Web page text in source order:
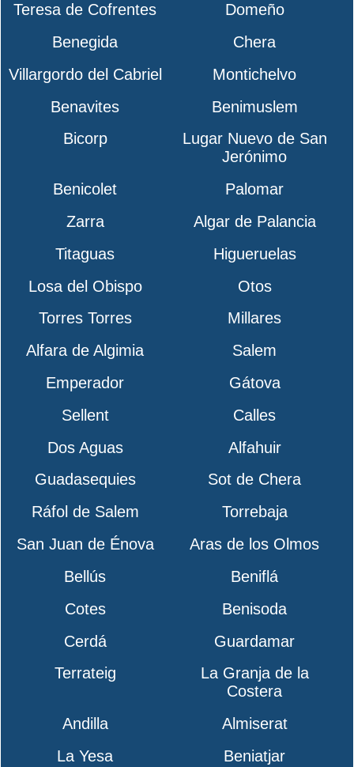
Teresa de Cofrentes
Domeño
Benegida
Chera
Villargordo del Cabriel
Montichelvo
Benavites
Benimuslem
Bicorp
Lugar Nuevo de San
Jerónimo
Benicolet
Palomar
Zarra
Algar de Palancia
Titaguas
Higueruelas
Losa del Obispo
Otos
Torres Torres
Millares
Alfara de Algimia
Salem
Emperador
Gátova
Sellent
Calles
Dos Aguas
Alfahuir
Guadasequies
Sot de Chera
Ráfol de Salem
Torrebaja
San Juan de Énova
Aras de los Olmos
Bellús
Beniflá
Cotes
Benisoda
Cerdá
Guardamar
Terrateig
La Granja de la
Costera
Andilla
Almiserat
La Yesa
Beniatjar